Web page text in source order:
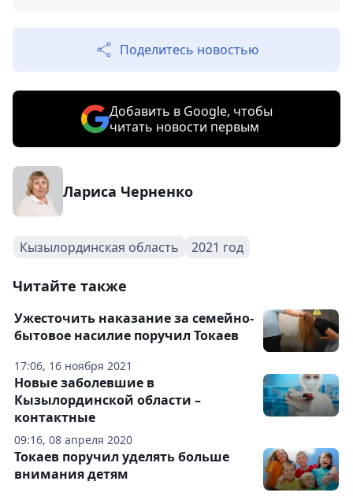
Поделитесь новостью
Добавить в Google, чтобы
читать новости первым
Лариса Черненко
Кызылординская область 2021 год
Читайте также
17:06, 16 ноября 2021
Ужесточить наказание за семейно-
бытовое насилие поручил Токаев
09:16, 08 апреля 2020
Новые заболевшие в
Кызылординской области –
контактные
Токаев поручил уделять больше
внимания детям